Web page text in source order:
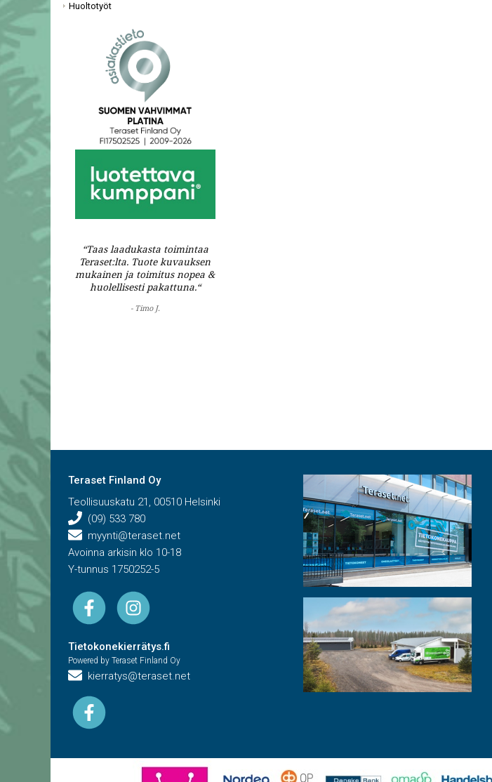
Huoltotyöt
“Taas laadukasta toimintaa
Teraset:lta. Tuote kuvauksen
mukainen ja toimitus nopea &
huolellisesti pakattuna.“
- Timo J.
Teraset Finland Oy
Teollisuuskatu 21, 00510 Helsinki
(09) 533 780
myynti@teraset.net
Avoinna arkisin klo 10-18
Y-tunnus 1750252-5
Tietokonekierrätys.fi
Powered by Teraset Finland Oy
kierratys@teraset.net